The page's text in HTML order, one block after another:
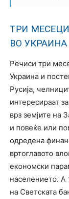
ТРИ
ВО УКРАИНА
Речиси три
Украина и
Русија,
интересираат
врз земјите на
и повеќе или
одредена
вртоглавото
економски
населението. А
на Светската